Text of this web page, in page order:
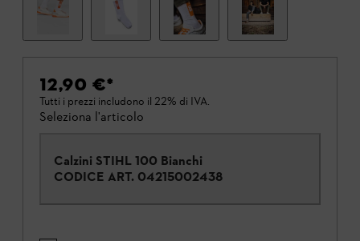
12,90 €*
Tutti i prezzi includono il 22% di IVA.
Seleziona l'articolo
Calzini STIHL 100 Bianchi
CODICE ART. 04215002438